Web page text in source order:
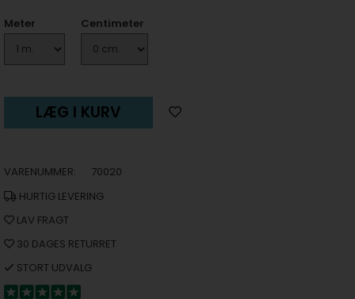
Meter Centimeter
LÆG I KURV
VARENUMMER:
70020
HURTIG LEVERING
LAV FRAGT
30 DAGES RETURRET
STORT UDVALG